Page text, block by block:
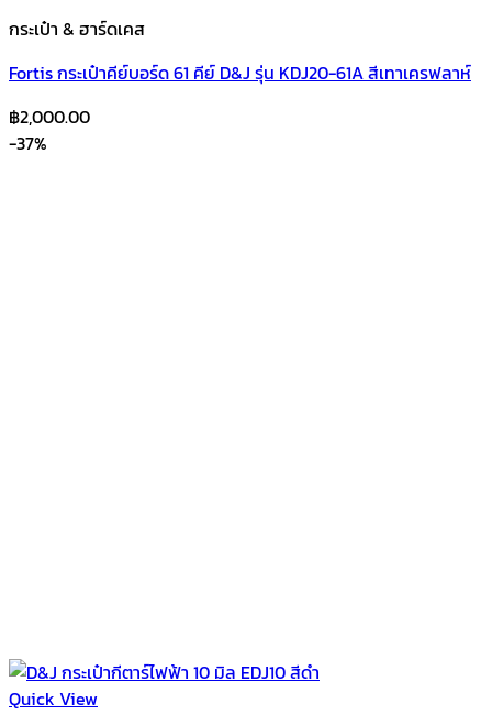
กระเป๋า & ฮาร์ดเคส
Fortis กระเป๋าคีย์บอร์ด 61 คีย์ D&J รุ่น KDJ20-61A สีเทาเครฟลาห์
฿2,000.00
-37%
Quick View